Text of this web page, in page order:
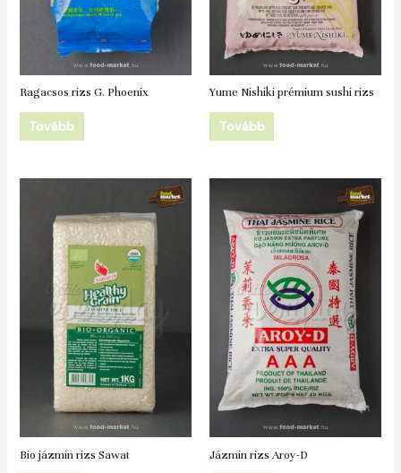
Ragacsos rizs G. Phoenix
Tovább
Yume Nishiki prémium sushi rizs
Tovább
Bio jázmin rizs Sawat Jázmin rizs Aroy-D